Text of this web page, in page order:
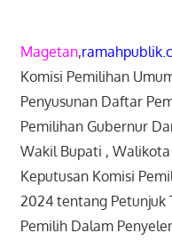
Magetan,
Komisi Pemilihan
Penyusunan Daftar
Pemilihan Gubernur
Wakil Bupati ,
Keputusan Komisi
2024 tentang Petunjuk
Pemilih Dalam